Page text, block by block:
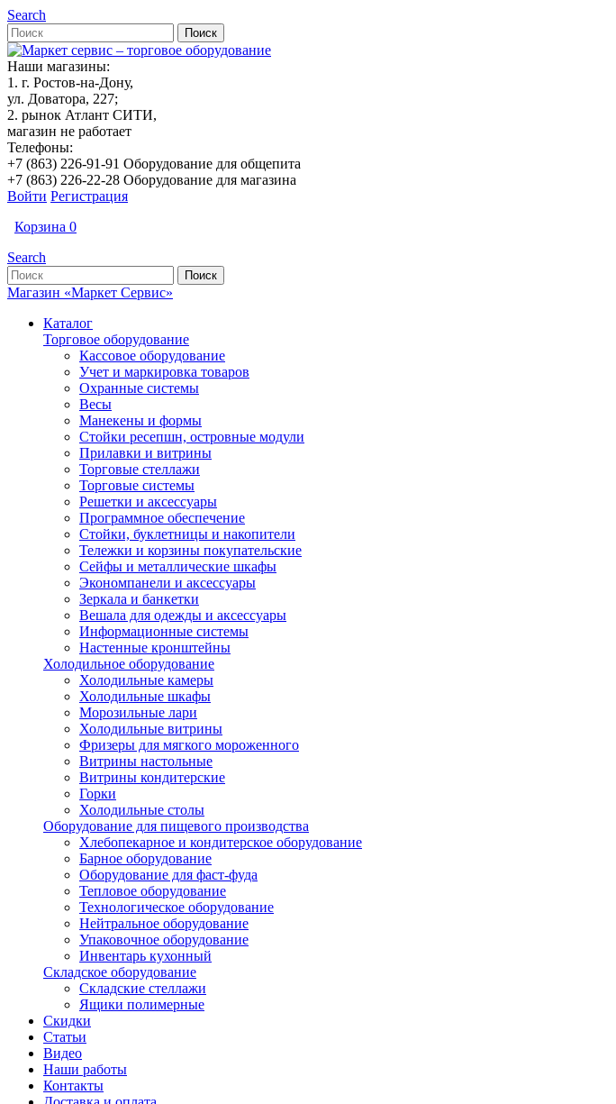
Search
Наши магазины:
1. г. Ростов-на-Дону,
ул. Доватора, 227;
2. рынок Атлант СИТИ,
магазин не работает
Телефоны:
+7 (863) 226-91-91 Оборудование для общепита
+7 (863) 226-22-28 Оборудование для магазина
Войти Регистрация
Корзина 0
Search
Магазин «Маркет Сервис»
Каталог
Торговое оборудование
Кассовое оборудование
Учет и маркировка товаров
Охранные системы
Весы
Манекены и формы
Стойки ресепшн, островные модули
Прилавки и витрины
Торговые стеллажи
Торговые системы
Решетки и аксессуары
Программное обеспечение
Стойки, буклетницы и накопители
Тележки и корзины покупательские
Сейфы и металлические шкафы
Экономпанели и аксессуары
Зеркала и банкетки
Вешала для одежды и аксессуары
Информационные системы
Настенные кронштейны
Холодильное оборудование
Холодильные камеры
Холодильные шкафы
Морозильные лари
Холодильные витрины
Фризеры для мягкого мороженного
Витрины настольные
Витрины кондитерские
Горки
Холодильные столы
Оборудование для пищевого производства
Хлебопекарное и кондитерское оборудование
Барное оборудование
Оборудование для фаст-фуда
Тепловое оборудование
Технологическое оборудование
Нейтральное оборудование
Упаковочное оборудование
Инвентарь кухонный
Складское оборудование
Складские стеллажи
Ящики полимерные
Скидки
Статьи
Видео
Наши работы
Контакты